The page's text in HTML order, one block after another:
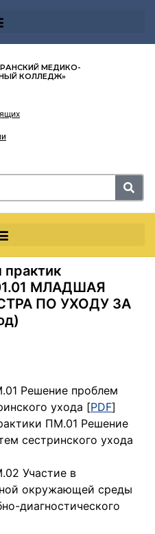
МЕДИКО-
КОЛЛЕДЖ»
МЛАДШАЯ
ПО УХОДУ ЗА
Решение проблем
ухода [PDF]
ПМ.01 Решение
сестринского ухода
Участие в
окружающей среды
диагностического